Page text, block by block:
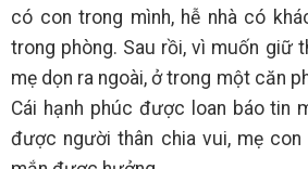
có con trong mình, hễ nhà có
trong phòng. Sau rồi, vì muốn giữ
mẹ dọn ra ngoài, ở trong một căn
Cái hạnh phúc được loan báo tin
được người thân chia vui, mẹ con